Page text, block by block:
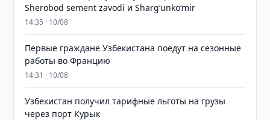
Sherobod sement zavodi и Shargʻunkoʻmir
14:35 · 10/08
Первые граждане Узбекистана поедут на сезонные
работы во Францию
14:31 · 10/08
Узбекистан получил тарифные льготы на грузы
через порт Курык